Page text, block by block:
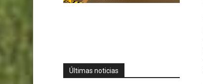
Últimas noticias